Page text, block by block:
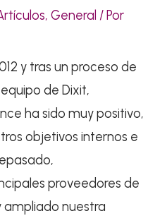
,General / Por
y tras un proceso de
de Dixit,
ha sido muy positivo,
objetivos internos e
proveedores de
ampliado nuestra